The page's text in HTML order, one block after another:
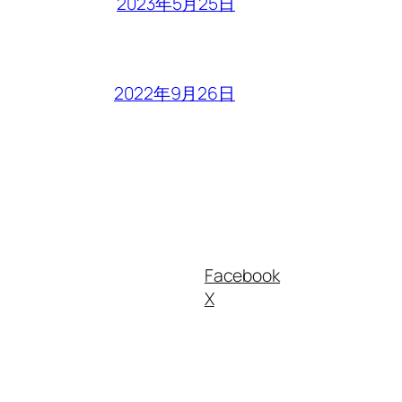
2022年9月26日
Facebook
X